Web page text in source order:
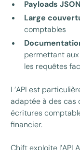
Payloads JSON
Large
comptables
permettant
les requêtes
L’API est
adaptée à des cas
écritures
financier.
Chift exploite l’API